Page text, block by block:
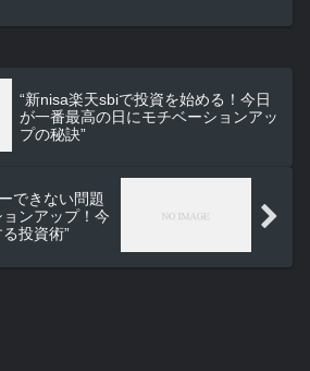
“新nisa楽天sbiで投資を始める！今日
が一番最高の日にモチベーションアッ
プの秘訣”
できない問題
ンアップ！今
投資術”